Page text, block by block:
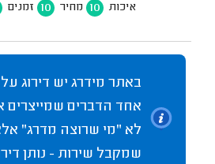
איכות 10 מחיר 10 זמנים
באתר מידרג יש דירוג
אחד הדברים שמייצרים
לא "מי שרוצה מדרג"
שמקבל שירות - נותן